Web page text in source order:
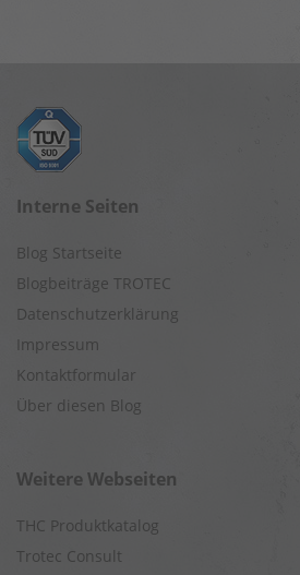
Interne Seiten
Blog Startseite
Blogbeiträge TROTEC
Datenschutzerklärung
Impressum
Kontaktformular
Über diesen Blog
Weitere Webseiten
THC Produktkatalog
Trotec Consult